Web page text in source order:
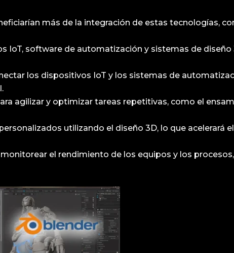
más de la integración de estas tecnologías,
IoT, software de automatización y sistemas de diseño
los dispositivos IoT y los sistemas de
agilizar y optimizar tareas repetitivas, como el
utilizando el diseño 3D, lo que acelerará
el rendimiento de los equipos y los